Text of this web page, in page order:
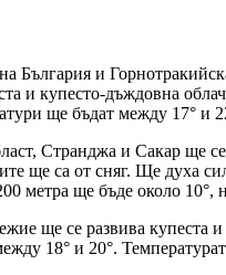
и
и купесто-дъждовна
ще бъдат между 17° и
Странджа и Сакар ще
са от сняг. Ще духа
метра ще бъде около 10°,
ще се развива
18° и 20°.